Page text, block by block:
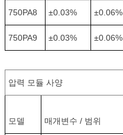
750PA8 ±0.03% ±0.06%
750PA9 ±0.03% ±0.06%
압력 모듈 사양
모델 매개변수 / 범위